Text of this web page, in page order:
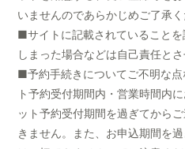
いませんのであらかじめご了承
■サイトに記載されていること
しまった場合などは自己責任とさ
■予約手続きについてご不明な
ト予約受付期間内・営業時間内
ット予約受付期間を過ぎてから
きません。また、お申込期間を